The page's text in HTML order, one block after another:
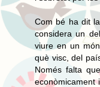
Com bé ha dit
considera un
viure en un
què visc, del
Només falta
econòmicament